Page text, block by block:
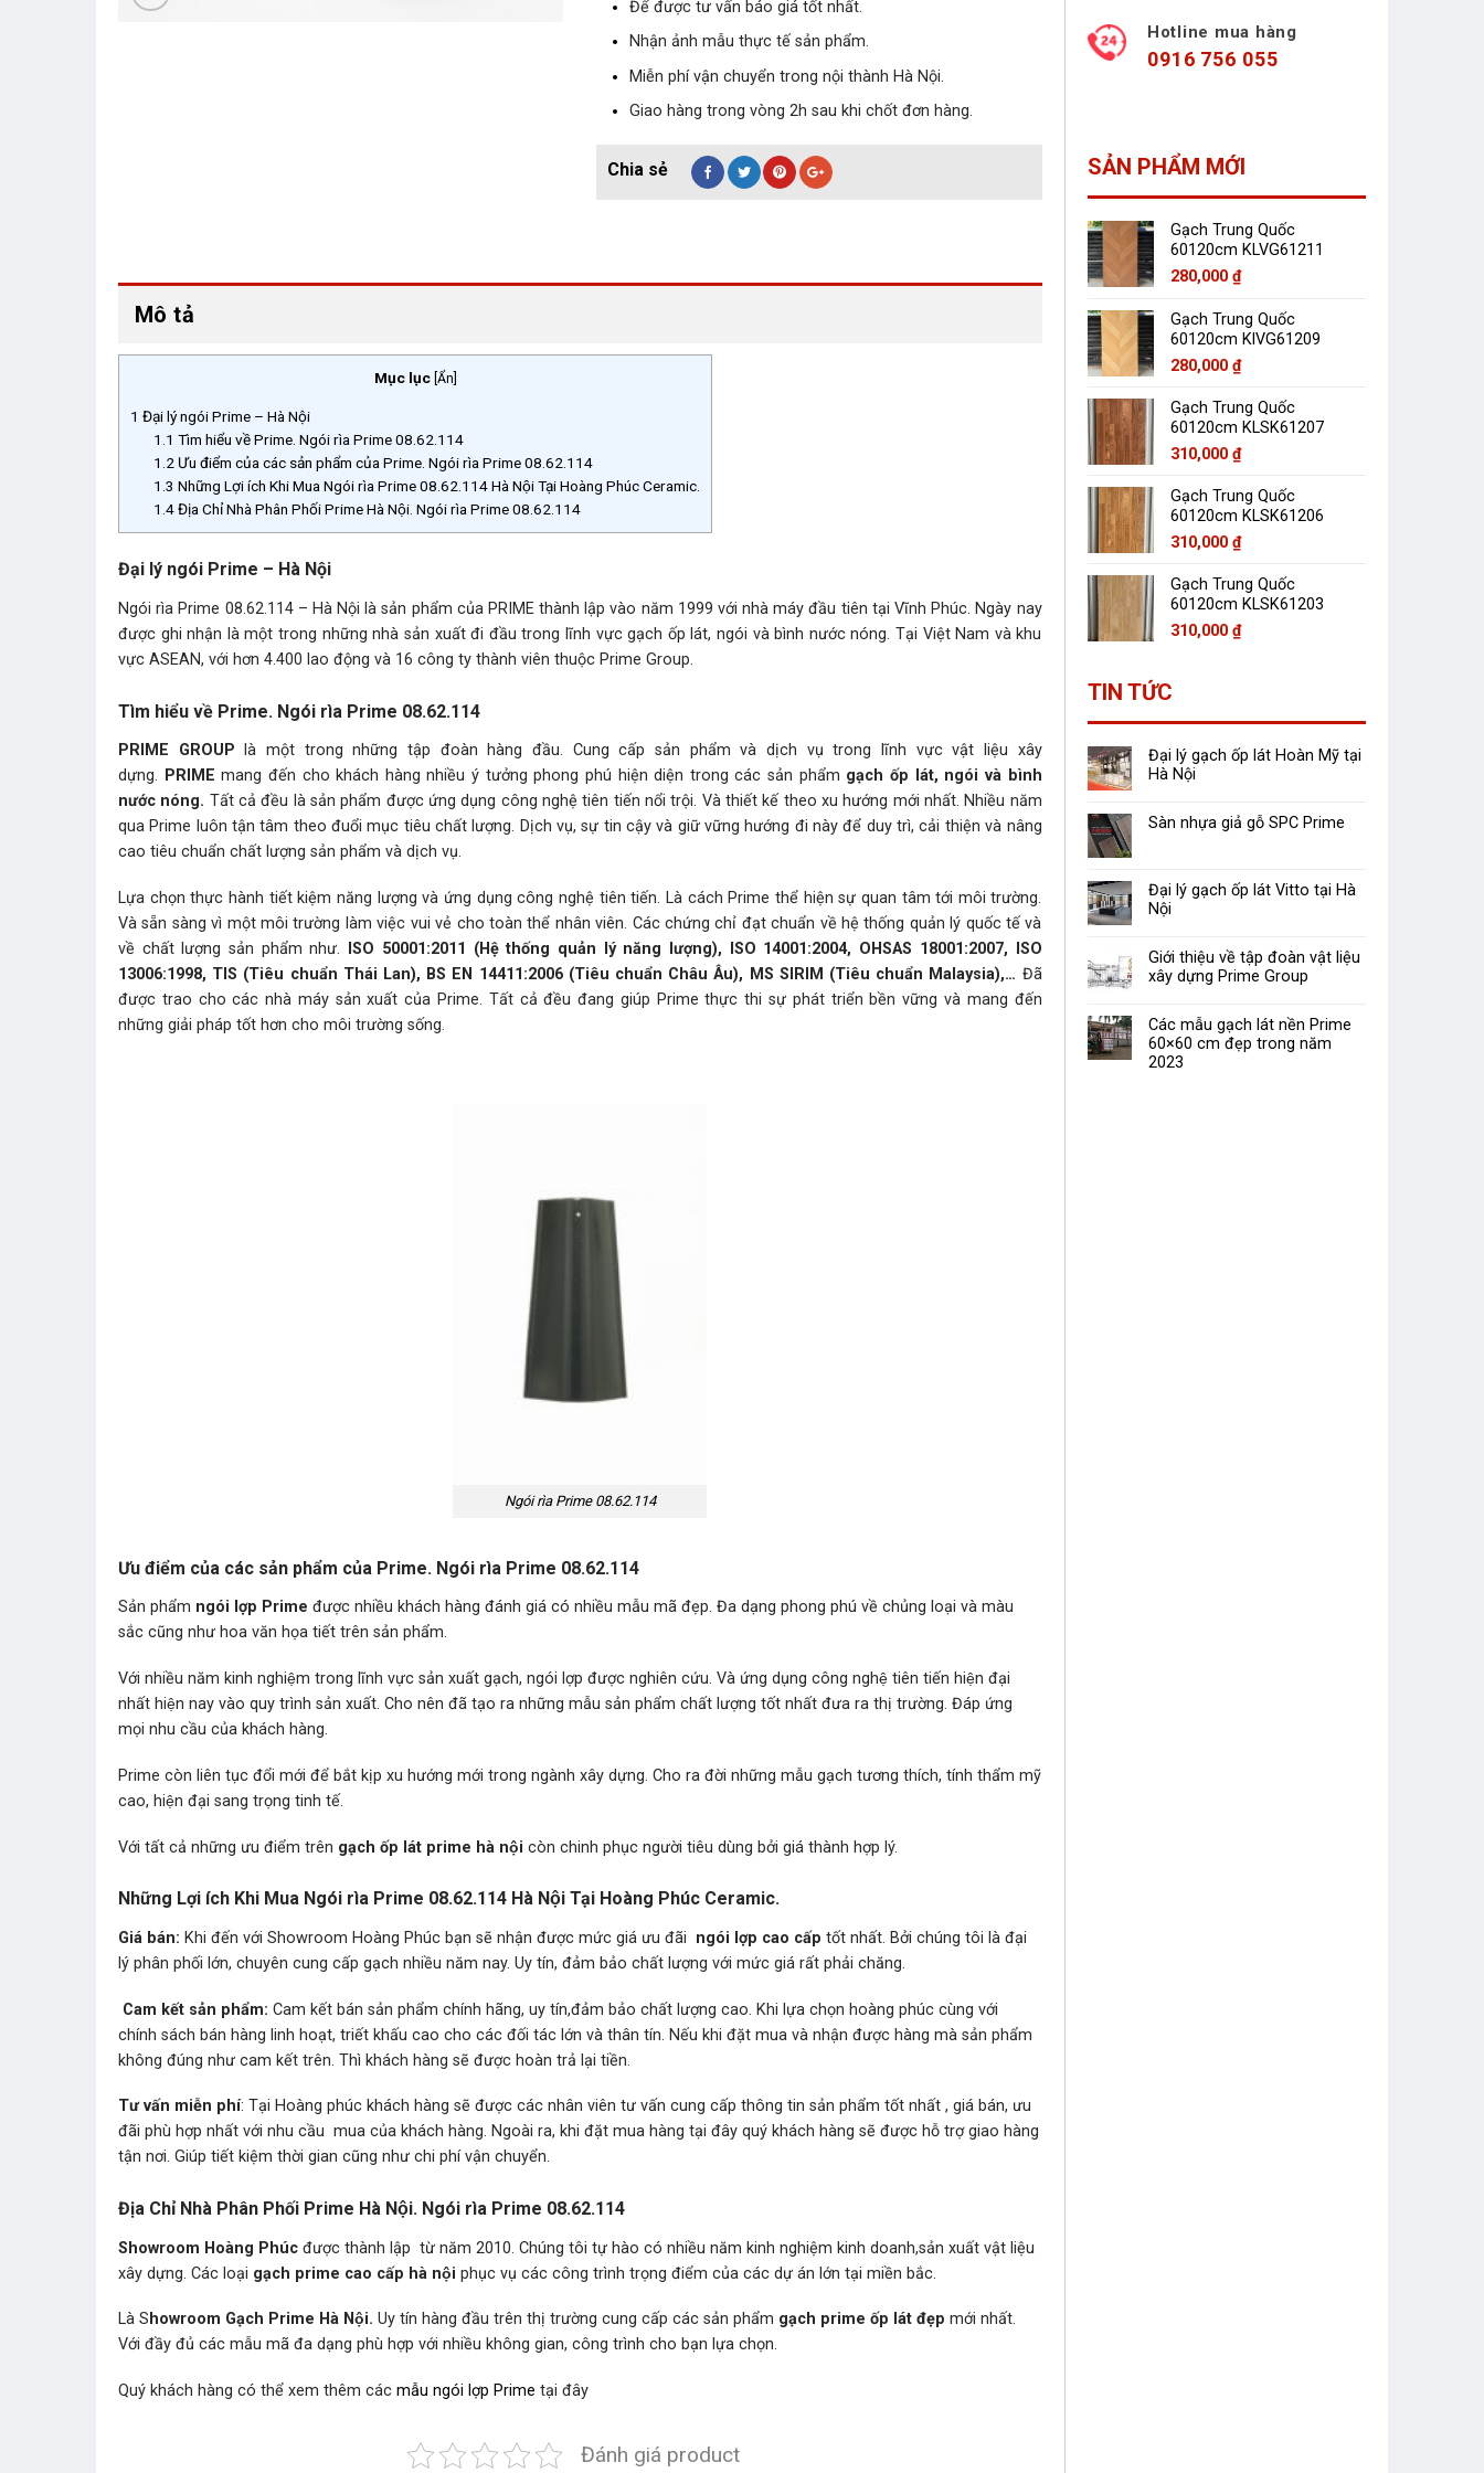
Để được tư vấn báo giá tốt nhất.
Nhận ảnh mẫu thực tế sản phẩm.
Miễn phí vận chuyển trong nội thành Hà Nội.
Giao hàng trong vòng 2h sau khi chốt đơn hàng.
Mô tả
Mục lục Ẩn
1 Đại lý ngói Prime – Hà Nội
1.1 Tìm hiểu về Prime. Ngói rìa Prime 08.62.114
1.2 Ưu điểm của các sản phẩm của Prime. Ngói rìa Prime 08.62.114
1.3 Những Lợi ích Khi Mua Ngói rìa Prime 08.62.114 Hà Nội Tại Hoàng Phúc Ceramic.
1.4Địa Chỉ Nhà Phân Phối Prime Hà Nội. Ngói rìa Prime 08.62.114
Đại lý ngói Prime – Hà Nội
Ngói rìa Prime 08.62.114 – Hà Nội là sản phẩm của PRIME thành lập vào năm 1999 với nhà máy đầu tiên tại Vĩnh Phúc. Ngày nay
được ghi nhận là một trong những nhà sản xuất đi đầu trong lĩnh vực gạch ốp lát, ngói và bình nước nóng. Tại Việt Nam và khu
vực ASEAN, với hơn 4.400 lao động và 16 công ty thành viên thuộc Prime Group.
Tìm hiểu về Prime. Ngói rìa Prime 08.62.114
PRIME GROUP là một trong những tập đoàn hàng đầu. Cung cấp sản phẩm và dịch vụ trong lĩnh vực vật liệu xây
dựng. PRIME mang đến cho khách hàng nhiều ý tưởng phong phú hiện diện trong các sản phẩm gạch ốp lát, ngói và bình
nước nóng. Tất cả đều là sản phẩm được ứng dụng công nghệ tiên tiến nổi trội. Và thiết kế theo xu hướng mới nhất. Nhiều năm
qua Prime luôn tận tâm theo đuổi mục tiêu chất lượng. Dịch vụ, sự tin cậy và giữ vững hướng đi này để duy trì, cải thiện và nâng
cao tiêu chuẩn chất lượng sản phẩm và dịch vụ.
Lựa chọn thực hành tiết kiệm năng lượng và ứng dụng công nghệ tiên tiến. Là cách Prime thể hiện sự quan tâm tới môi trường.
Và sẵn sàng vì một môi trường làm việc vui vẻ cho toàn thể nhân viên. Các chứng chỉ đạt chuẩn về hệ thống quản lý quốc tế và
về chất lượng sản phẩm như.
ISO 50001:2011 (Hệ thống quản lý năng lượng), ISO 14001:2004, OHSAS 18001:2007, ISO
13006:1998, TIS (Tiêu chuẩn Thái Lan), BS EN 14411:2006 (Tiêu chuẩn Châu Âu), MS SIRIM (Tiêu chuẩn Malaysia),… Đã
được trao cho các nhà máy sản xuất của Prime. Tất cả đều đang giúp Prime thực thi sự phát triển bền vững và mang đến
những giải pháp tốt hơn cho môi trường sống.
Ngói rìa Prime 08.62.114
Ưu điểm của các sản phẩm của Prime. Ngói rìa Prime 08.62.114
Sản phẩm ngói lợp Prime được nhiều khách hàng đánh giá có nhiều mẫu mã đẹp. Đa dạng phong phú về chủng loại và màu
sắc cũng như hoa văn họa tiết trên sản phẩm.
Với nhiều năm kinh nghiệm trong lĩnh vực sản xuất gạch, ngói lợp được nghiên cứu. Và ứng dụng công nghệ tiên tiến hiện đại
nhất hiện nay vào quy trình sản xuất. Cho nên đã tạo ra những mẫu sản phẩm chất lượng tốt nhất đưa ra thị trường. Đáp ứng
mọi nhu cầu của khách hàng.
Prime còn liên tục đổi mới để bắt kịp xu hướng mới trong ngành xây dựng. Cho ra đời những mẫu gạch tương thích, tính thẩm mỹ
cao, hiện đại sang trọng tinh tế.
Với tất cả những ưu điểm trên gạch ốp lát prime hà nội còn chinh phục người tiêu dùng bởi giá thành hợp lý.
Những Lợi ích Khi Mua Ngói rìa Prime 08.62.114 Hà Nội Tại Hoàng Phúc Ceramic.
Giá bán: Khi đến với Showroom Hoàng Phúc bạn sẽ nhận được mức giá ưu đãi ngói lợp cao cấp tốt nhất. Bởi chúng tôi là đại
lý phân phối lớn, chuyên cung cấp gạch nhiều năm nay. Uy tín, đảm bảo chất lượng với mức giá rất phải chăng.
Cam kết sản phẩm: Cam kết bán sản phẩm chính hãng, uy tín,đảm bảo chất lượng cao. Khi lựa chọn hoàng phúc cùng với
chính sách bán hàng linh hoạt, triết khấu cao cho các đối tác lớn và thân tín. Nếu khi đặt mua và nhận được hàng mà sản phẩm
không đúng như cam kết trên. Thì khách hàng sẽ được hoàn trả lại tiền.
Tư vấn miễn phí: Tại Hoàng phúc khách hàng sẽ được các nhân viên tư vấn cung cấp thông tin sản phẩm tốt nhất , giá bán, ưu
đãi phù hợp nhất với nhu cầu mua của khách hàng. Ngoài ra, khi đặt mua hàng tại đây quý khách hàng sẽ được hỗ trợ giao hàng
tận nơi. Giúp tiết kiệm thời gian cũng như chi phí vận chuyển.
Địa Chỉ Nhà Phân Phối Prime Hà Nội. Ngói rìa Prime 08.62.114
Showroom Hoàng Phúc được thành lập từ năm 2010. Chúng tôi tự hào có nhiều năm kinh nghiệm kinh doanh,sản xuất vật liệu
xây dựng. Các loại gạch prime cao cấp hà nội phục vụ các công trình trọng điểm của các dự án lớn tại miền bắc.
Là S howroom Gạch Prime Hà Nội. Uy tín hàng đầu trên thị trường cung cấp các sản phẩm gạch prime ốp lát đẹp mới nhất.
Với đầy đủ các mẫu mã đa dạng phù hợp với nhiều không gian, công trình cho bạn lựa chọn.
Quý khách hàng có thể xem thêm các mẫu ngói lợp Prime tại đây
Đánh giá product
Hotline mua hàng
0916 756 055
SẢN PHẨM MỚI
Gạch Trung Quốc
60120cm KLVG61211
280,000 ₫
Gạch Trung Quốc
60120cm KlVG61209
280,000 ₫
Gạch Trung Quốc
60120cm KLSK61207
310,000 ₫
Gạch Trung Quốc
60120cm KLSK61206
310,000 ₫
Gạch Trung Quốc
60120cm KLSK61203
310,000 ₫
TIN TỨC
Đại lý gạch ốp lát Hoàn Mỹ tại
Hà Nội
Sàn nhựa giả gỗ SPC Prime
Đại lý gạch ốp lát Vitto tại Hà
Nội
Giới thiệu về tập đoàn vật liệu
xây dựng Prime Group
Các mẫu gạch lát nền Prime
60×60 cm đẹp trong năm
2023